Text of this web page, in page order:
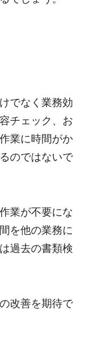
でなく業務効
チェック、お
業に時間がか
のではないで
業が不要にな
を他の業務に
過去の書類検
改善を期待で